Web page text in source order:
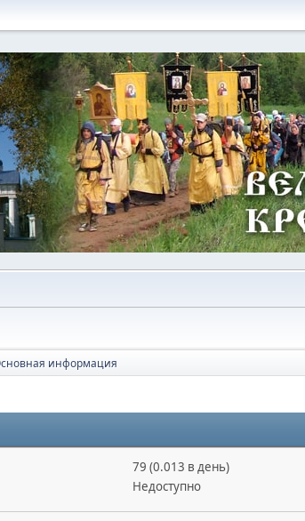
информация
79 (0.013 в день)
Недоступно